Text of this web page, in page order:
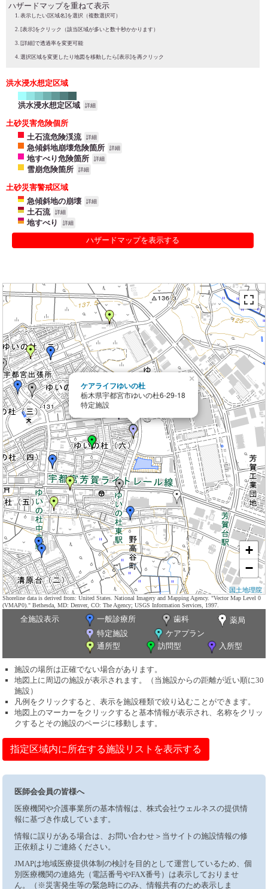
ハザードマップを重ねて表示
表示したい[区域名]を選択（複数選択可）
[表示]をクリック（該当区域が多いと数十秒かかります）
[詳細]で透過率を変更可能
選択区域を変更したり地図を移動したら[表示]を再クリック
洪水浸水想定区域
洪水浸水想定区域 詳細
土砂災害危険個所
土石流危険渓流
詳細
急傾斜地崩壊危険箇所 詳細
地すべり危険箇所 詳細
雪崩危険箇所 詳細
土砂災害警戒区域
急傾斜地の崩壊
詳細
土石流 詳細
地すべり 詳細
ハザードマップを表示する
ケアライフゆいの杜
栃木県宇都宮市ゆいの杜6-29-18
特定施設
×
+
−
国土地理院
Shoreline data is derived from: United States. National Imagery and Mapping Agency. "Vector Map Level 0
(VMAP0)." Bethesda, MD: Denver, CO: The Agency; USGS Information Services, 1997.
全施設表示 一般診療所 歯科
薬局
特定施設
ケアプラン
通所型
訪問型 入所型
施設の場所は正確でない場合があります。
地図上に周辺の施設が表示されます。（当施設からの距離が近い順に30
施設）
凡例をクリックすると、表示を施設種類で絞り込むことができます。
地図上のマーカーをクリックすると基本情報が表示され、名称をクリッ
クするとその施設のページに移動します。
指定区域内に所在する施設リストを表示する
医師会会員の皆様へ
医療機関や介護事業所の基本情報は、株式会社ウェルネスの提供情
報に基づき作成しています。
情報に誤りがある場合は、お問い合わせ＞当サイトの施設情報の修
正依頼よりご連絡ください。
JMAPは地域医療提供体制の検討を目的として運営しているため、個
別医療機関の連絡先（電話番号やFAX番号）は表示しておりませ
ん。（※災害発生等の緊急時にのみ、情報共有のため表示しま